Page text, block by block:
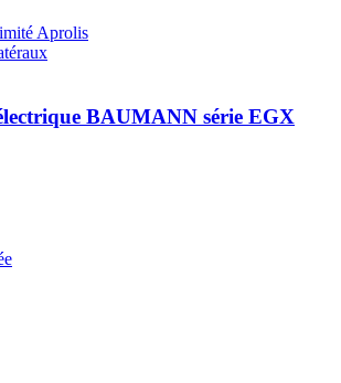
Aprolis
BAUMANN série EGX